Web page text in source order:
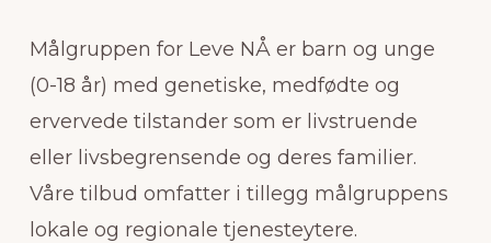
Målgruppen for Leve NÅ er barn og unge
(0-18 år) med genetiske, medfødte og
ervervede tilstander som er livstruende
eller livsbegrensende og deres familier.
Våre tilbud omfatter i tillegg målgruppens
lokale og regionale tjenesteytere.